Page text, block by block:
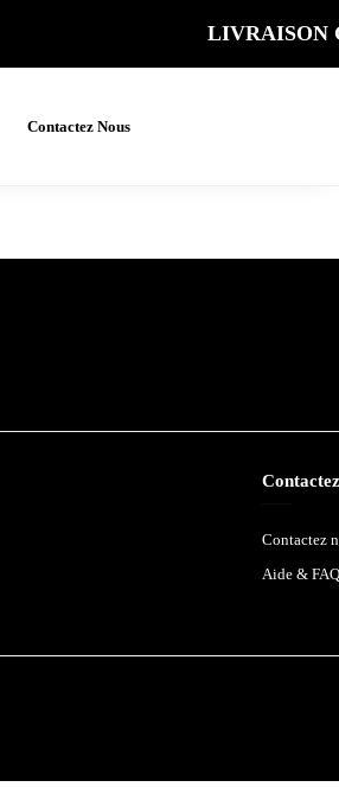
LIVRAISON
Contactez Nous
Contactez
Aide & FAQ